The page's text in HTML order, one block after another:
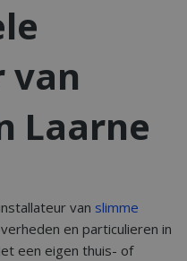
van
Laarne
van slimme
en particulieren in
een eigen thuis- of